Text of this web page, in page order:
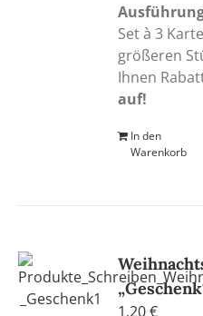
Set à 3
größeren
Ihnen
auf!
In den
Warenkorb
1,20€